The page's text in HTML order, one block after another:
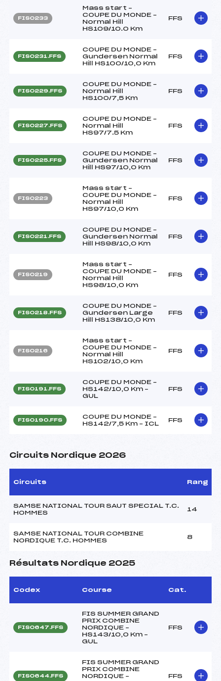
FIS0233
Mass start –
COUPE DU MONDE –
Normal Hill
HS109/10.0 Km
FFS
FIS0231.FFS
COUPE DU MONDE –
Gundersen Normal
Hill HS100/10,0 Km
FFS
FIS0229.FFS
COUPE DU MONDE –
Normal Hill
HS100/7,5 Km
FFS
FIS0227.FFS
COUPE DU MONDE –
Normal Hill
HS97/7.5 Km
FFS
FIS0225.FFS
COUPE DU MONDE –
Gundersen Normal
Hill HS97/10,0 Km
FFS
FIS0223
Mass start –
COUPE DU MONDE –
Normal Hill
HS97/10,0 Km
FFS
FIS0221.FFS
COUPE DU MONDE –
Gundersen Normal
Hill HS98/10,0 Km
FFS
FIS0219
Mass start –
COUPE DU MONDE –
Normal Hill
HS98/10,0 Km
FFS
FIS0218.FFS
COUPE DU MONDE –
Gundersen Large
Hill HS138/10,0 Km
FFS
FIS0216
Mass start –
COUPE DU MONDE –
Normal Hill
HS102/10,0 Km
FFS
FIS0191.FFS
COUPE DU MONDE –
HS142/10,0 Km –
GUL
FFS
FIS0190.FFS
COUPE DU MONDE –
HS142/7,5 Km – ICL
FFS
Circuits Nordique 2026
Circuits Rang
SAMSE NATIONAL TOUR SAUT SPECIAL T.C.
HOMMES
14
SAMSE NATIONAL TOUR COMBINE
NORDIQUE T.C. HOMMES
8
Résultats Nordique 2025
Codex Course Cat.
FIS0647.FFS
FIS SUMMER GRAND
PRIX COMBINE
NORDIQUE –
HS143/10,0 Km –
GUL
FFS
FIS0644.FFS
FIS SUMMER GRAND
PRIX COMBINE
NORDIQUE –
FFS